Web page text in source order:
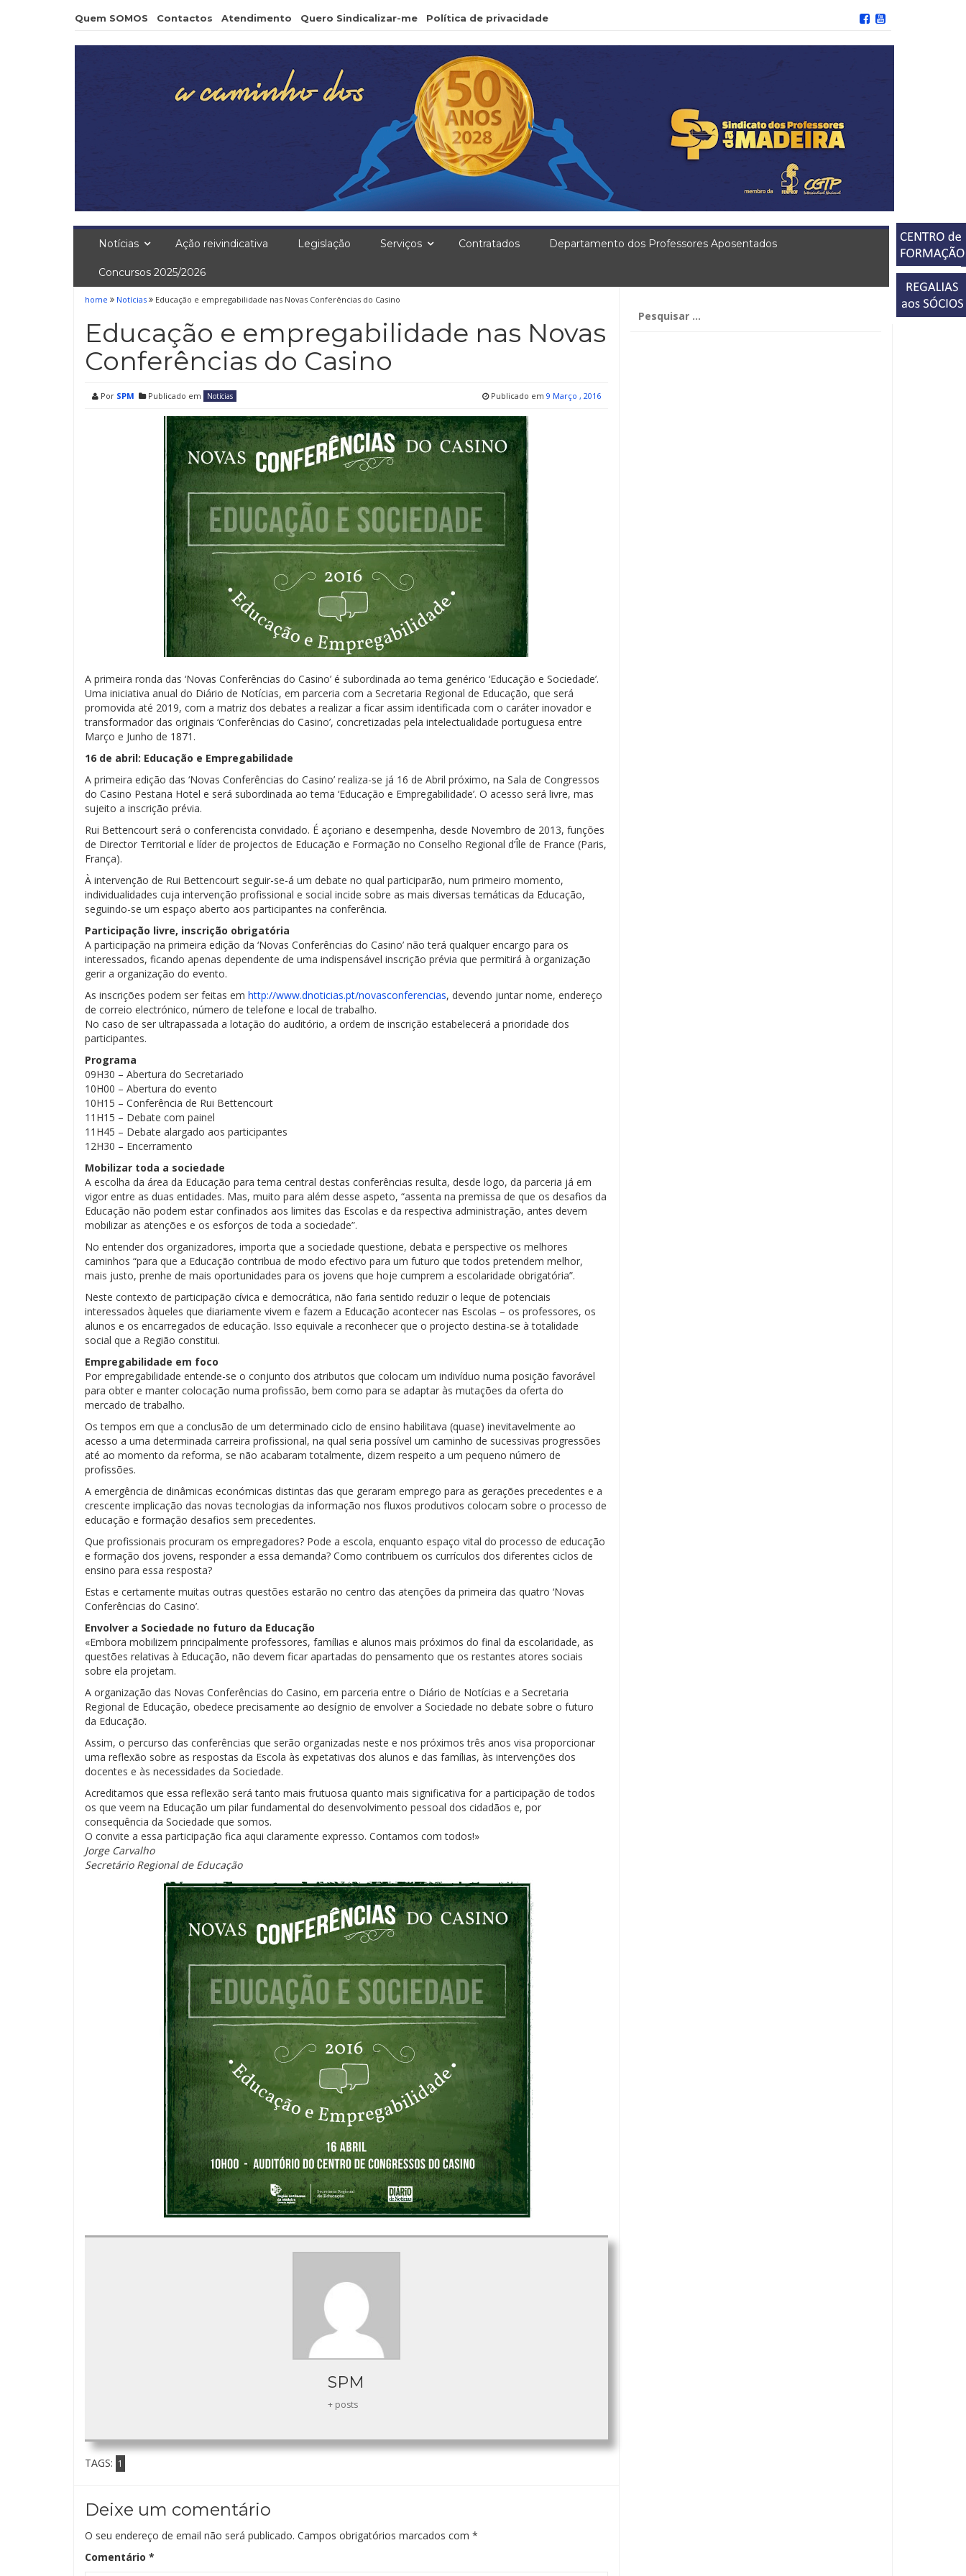
Quem SOMOS Contactos Atendimento Quero Sindicalizar-me Política de privacidade
Notícias Ação reivindicativa Legislação Serviços Contratados Departamento dos Professores Aposentados
Concursos 2025/2026
home Notícias Educação e empregabilidade nas Novas Conferências do Casino
Educação e empregabilidade nas Novas
Conferências do Casino
Por SPM Publicado em Notícias Publicado em 9 Março , 2016
A primeira ronda das ‘Novas Conferências do Casino’ é subordinada ao tema genérico ‘Educação e Sociedade’.
Uma iniciativa anual do Diário de Notícias, em parceria com a Secretaria Regional de Educação, que será
promovida até 2019, com a matriz dos debates a realizar a ficar assim identificada com o caráter inovador e
transformador das originais ‘Conferências do Casino’, concretizadas pela intelectualidade portuguesa entre
Março e Junho de 1871.
16 de abril: Educação e Empregabilidade
A primeira edição das ‘Novas Conferências do Casino’ realiza-se já 16 de Abril próximo, na Sala de Congressos
do Casino Pestana Hotel e será subordinada ao tema ‘Educação e Empregabilidade’. O acesso será livre, mas
sujeito a inscrição prévia.
Rui Bettencourt será o conferencista convidado. É açoriano e desempenha, desde Novembro de 2013, funções
de Director Territorial e líder de projectos de Educação e Formação no Conselho Regional d’Île de France (Paris,
França).
À intervenção de Rui Bettencourt seguir-se-á um debate no qual participarão, num primeiro momento,
individualidades cuja intervenção profissional e social incide sobre as mais diversas temáticas da Educação,
seguindo-se um espaço aberto aos participantes na conferência.
Participação livre, inscrição obrigatória
A participação na primeira edição da ‘Novas Conferências do Casino’ não terá qualquer encargo para os
interessados, ficando apenas dependente de uma indispensável inscrição prévia que permitirá à organização
gerir a organização do evento.
As inscrições podem ser feitas em http://www.dnoticias.pt/novasconferencias, devendo juntar nome, endereço
de correio electrónico, número de telefone e local de trabalho.
No caso de ser ultrapassada a lotação do auditório, a ordem de inscrição estabelecerá a prioridade dos
participantes.
Programa
09H30 – Abertura do Secretariado
10H00 – Abertura do evento
10H15 – Conferência de Rui Bettencourt
11H15 – Debate com painel
11H45 – Debate alargado aos participantes
12H30 – Encerramento
Mobilizar toda a sociedade
A escolha da área da Educação para tema central destas conferências resulta, desde logo, da parceria já em
vigor entre as duas entidades. Mas, muito para além desse aspeto, “assenta na premissa de que os desafios da
Educação não podem estar confinados aos limites das Escolas e da respectiva administração, antes devem
mobilizar as atenções e os esforços de toda a sociedade”.
No entender dos organizadores, importa que a sociedade questione, debata e perspective os melhores
caminhos “para que a Educação contribua de modo efectivo para um futuro que todos pretendem melhor,
mais justo, prenhe de mais oportunidades para os jovens que hoje cumprem a escolaridade obrigatória”.
Neste contexto de participação cívica e democrática, não faria sentido reduzir o leque de potenciais
interessados àqueles que diariamente vivem e fazem a Educação acontecer nas Escolas – os professores, os
alunos e os encarregados de educação. Isso equivale a reconhecer que o projecto destina-se à totalidade
social que a Região constitui.
Empregabilidade em foco
Por empregabilidade entende-se o conjunto dos atributos que colocam um indivíduo numa posição favorável
para obter e manter colocação numa profissão, bem como para se adaptar às mutações da oferta do
mercado de trabalho.
Os tempos em que a conclusão de um determinado ciclo de ensino habilitava (quase) inevitavelmente ao
acesso a uma determinada carreira profissional, na qual seria possível um caminho de sucessivas progressões
até ao momento da reforma, se não acabaram totalmente, dizem respeito a um pequeno número de
profissões.
A emergência de dinâmicas económicas distintas das que geraram emprego para as gerações precedentes e a
crescente implicação das novas tecnologias da informação nos fluxos produtivos colocam sobre o processo de
educação e formação desafios sem precedentes.
Que profissionais procuram os empregadores? Pode a escola, enquanto espaço vital do processo de educação
e formação dos jovens, responder a essa demanda? Como contribuem os currículos dos diferentes ciclos de
ensino para essa resposta?
Estas e certamente muitas outras questões estarão no centro das atenções da primeira das quatro ‘Novas
Conferências do Casino’.
Envolver a Sociedade no futuro da Educação
«Embora mobilizem principalmente professores, famílias e alunos mais próximos do final da escolaridade, as
questões relativas à Educação, não devem ficar apartadas do pensamento que os restantes atores sociais
sobre ela projetam.
A organização das Novas Conferências do Casino, em parceria entre o Diário de Notícias e a Secretaria
Regional de Educação, obedece precisamente ao desígnio de envolver a Sociedade no debate sobre o futuro
da Educação.
Assim, o percurso das conferências que serão organizadas neste e nos próximos três anos visa proporcionar
uma reflexão sobre as respostas da Escola às expetativas dos alunos e das famílias, às intervenções dos
docentes e às necessidades da Sociedade.
Acreditamos que essa reflexão será tanto mais frutuosa quanto mais significativa for a participação de todos
os que veem na Educação um pilar fundamental do desenvolvimento pessoal dos cidadãos e, por
consequência da Sociedade que somos.
O convite a essa participação fica aqui claramente expresso. Contamos com todos!»
Jorge Carvalho
Secretário Regional de Educação
SPM
+ posts
TAGS: 1
Deixe um comentário
O seu endereço de email não será publicado. Campos obrigatórios marcados com *
Comentário *
por: